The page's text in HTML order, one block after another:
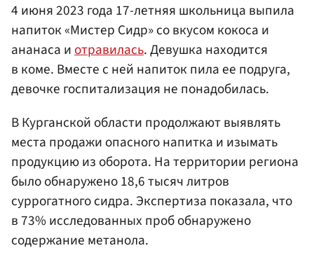
4 июня 2023 года 17-летняя школьница выпила
напиток «Мистер Сидр» со вкусом кокоса и
ананаса иотравилась. Девушка находится
в коме. Вместе с ней напиток пила ее подруга,
девочке госпитализация не понадобилась.
В Курганской области продолжают выявлять
места продажи опасного напитка и изымать
продукцию из оборота. На территории региона
было обнаружено 18,6 тысяч литров
суррогатного сидра. Экспертиза показала, что
в 73% исследованных проб обнаружено
содержание метанола.